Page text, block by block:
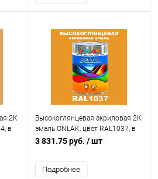
2К
в
Высокоглянцевая акриловая 2К
эмаль ONLAK, цвет RAL1037, в
комплекте с отвердителем
3 831.75 руб. / шт
Подробнее